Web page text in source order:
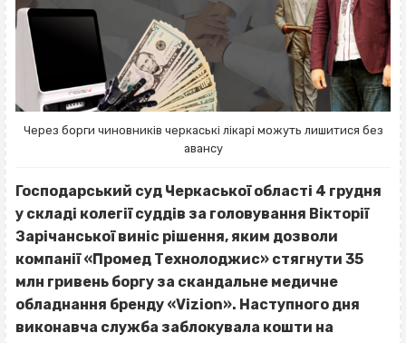
Через борги чиновників черкаські лікарі можуть лишитися без
авансу
Господарський суд Черкаської області 4 грудня
у складі колегії суддів за головування Вікторії
Зарічанської виніс рішення, яким дозволи
компанії «Промед Технолоджис» стягнути 35
млн гривень боргу за скандальне медичне
обладнання бренду «Vizion». Наступного дня
виконавча служба заблокувала кошти на